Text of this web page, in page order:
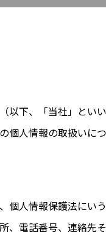
以下、「当社」とい
個人情報の取扱いに
、個人情報保護法に
、電話番号、連絡先